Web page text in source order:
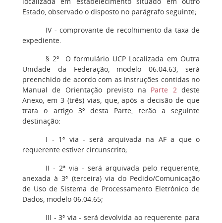
Estado, observado o disposto no parágrafo seguinte;
IV- comprovante de recolhimento da taxa de
expediente.
§ 2º
O formulário UCP Localizada em Outra
Unidade da Federação, modelo 06.04.63, será
preenchido de acordo com as instruções contidas no
Manual de Orientação previsto na Parte 2deste
Anexo, em 3 (três) vias, que, após a decisão de que
trata o artigo 3º desta Parte, terão a seguinte
destinação:
I - 1ª via - será arquivada na AF a que o
requerente estiver circunscrito;
II- 2ª via - será arquivada pelo requerente,
anexada à 3ª (terceira) via do Pedido/Comunicação
de Uso de Sistema de Processamento Eletrônico de
Dados, modelo 06.04.65;
III -3ª via - será devolvida ao requerente para